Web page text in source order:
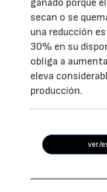
ganado porque
secan o se
una reducción
30% en su
obliga a
eleva
producción.
ver/